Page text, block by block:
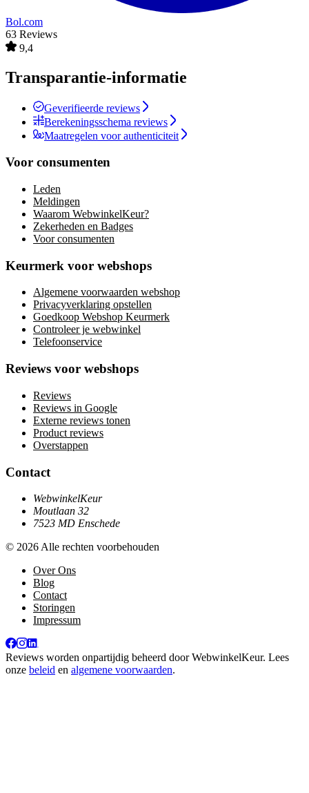
Bol.com
63 Reviews
9,4
Transparantie-informatie
Geverifieerde reviews
Berekeningsschema reviews
Maatregelen voor authenticiteit
Voor consumenten
Leden
Meldingen
Waarom WebwinkelKeur?
Zekerheden en Badges
Voor consumenten
Keurmerk voor webshops
Algemene voorwaarden webshop
Privacyverklaring opstellen
Goedkoop Webshop Keurmerk
Controleer je webwinkel
Telefoonservice
Reviews voor webshops
Reviews
Reviews in Google
Externe reviews tonen
Product reviews
Overstappen
Contact
WebwinkelKeur
Moutlaan 32
7523 MD Enschede
© 2026 Alle rechten voorbehouden
Over Ons
Blog
Contact
Storingen
Impressum
Reviews worden onpartijdig beheerd doorWebwinkelKeur. Lees
onze beleid en algemene voorwaarden.